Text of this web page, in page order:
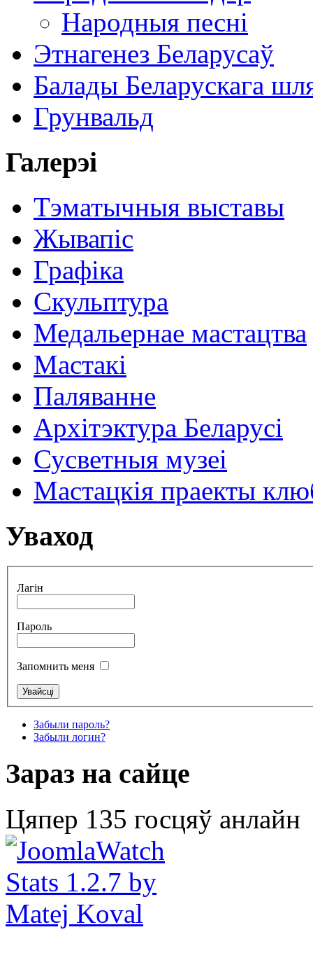
Народныя песні
Этнагенез Беларусаў
Балады Беларускага
Грунвальд
Галерэі
Тэматычныя выставы
Жывапіс
Графіка
Скульптура
Медальернае мастацтва
Мастакі
Паляванне
Архітэктура Беларусі
Сусветныя музеі
Мастацкія праекты
Уваход
Лагін
Пароль
Запомнить меня
Забыли пароль?
Забыли логин?
Зараз на сайце
Цяпер 135 госцяў анлайн